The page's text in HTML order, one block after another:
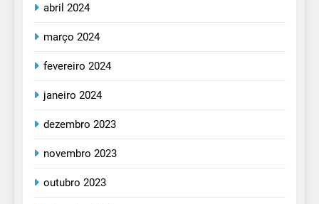
abril 2024
março 2024
fevereiro 2024
janeiro 2024
dezembro 2023
novembro 2023
outubro 2023